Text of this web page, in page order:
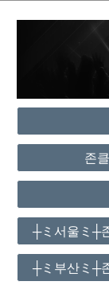
존
┼ミ서울ミ┼
┼ミ부산ミ┼